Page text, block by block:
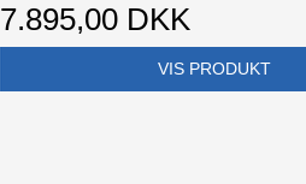
7.895,00 DKK
VIS PRODUKT